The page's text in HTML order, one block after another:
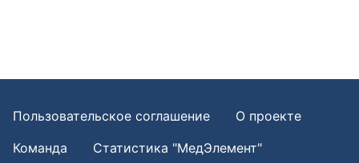
Пользовательское соглашение
О проекте
Команда
Статистика "МедЭлемент"